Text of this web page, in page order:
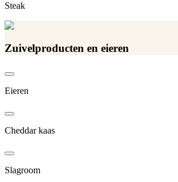
Steak
Zuivelproducten en eieren
Eieren
Cheddar kaas
Slagroom